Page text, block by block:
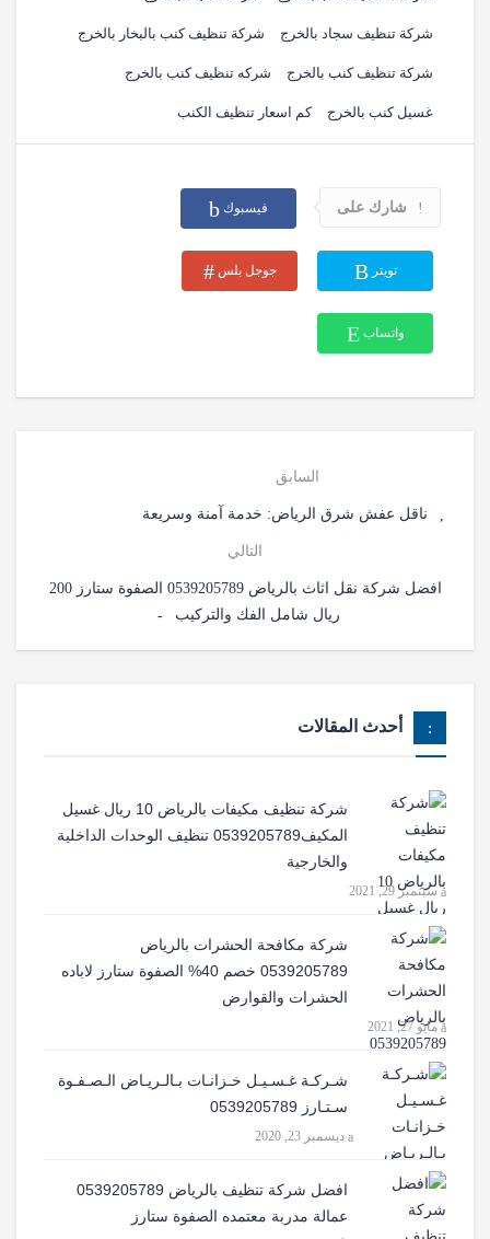
شركة تنظيف سجاد بالخرج شركة تنظيف كنب بالبخار بالخرج
شركة تنظيف كنب بالخرج شركه تنظيف كنب بالخرج
غسيل كنب بالخرج كم اسعار تنظيف الكنب
شارك على فيسبوك
تويتر جوجل بلس
واتساب
السابق
ناقل عفش شرق الرياض: خدمة آمنة وسريعة
التالي
افضل شركة نقل اثاث بالرياض 0539205789 الصفوة ستارز 200
ريال شامل الفك والتركيب
أحدث المقالات
شركة تنظيف مكيفات بالرياض 10 ريال غسيل
المكيف0539205789 تنظيف الوحدات الداخلية
والخارجية
سبتمبر 29, 2021
شركة مكافحة الحشرات بالرياض
0539205789 خصم 40% الصفوة ستارز لاباده
الحشرات والقوارض
مايو 27, 2021
شـركـة غـسـيـل خـزانـات بـالـريـاض الـصـفـوة
سـتـارز 0539205789
ديسمبر 23, 2020
افضل شركة تنظيف بالرياض 0539205789
عمالة مدربة معتمده الصفوة ستارز